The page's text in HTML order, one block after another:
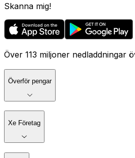
Skanna mig!
Över 113 miljoner nedladdningar
Överför pengar
Xe Företag